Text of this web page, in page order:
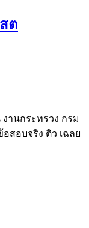
ต
านกระทรวง กรม
สอบจริง ติว เฉลย